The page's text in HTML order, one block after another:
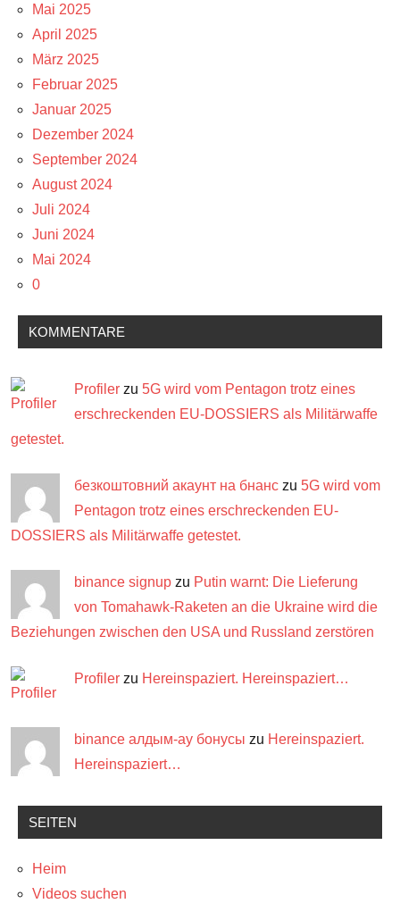
Mai 2025
April 2025
März 2025
Februar 2025
Januar 2025
Dezember 2024
September 2024
August 2024
Juli 2024
Juni 2024
Mai 2024
0
KOMMENTARE
Profiler zu 5G wird vom Pentagon trotz eines
erschreckenden EU-DOSSIERS als Militärwaffe
getestet.
безкоштовний акаунт на бнанс zu 5G wird vom
Pentagon trotz eines erschreckenden EU-
DOSSIERS als Militärwaffe getestet.
binance signup zu Putin warnt: Die Lieferung
von Tomahawk-Raketen an die Ukraine wird die
Beziehungen zwischen den USA und Russland zerstören
Profiler zu Hereinspaziert. Hereinspaziert…
binance алдым-ау бонусы zu Hereinspaziert.
Hereinspaziert…
SEITEN
Heim
Videos suchen